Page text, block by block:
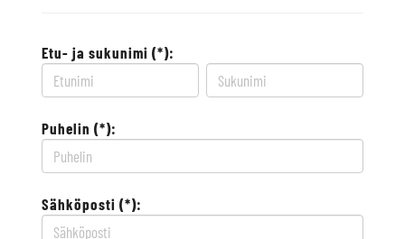
Etu- ja sukunimi (*):
Puhelin (*):
Sähköposti (*):